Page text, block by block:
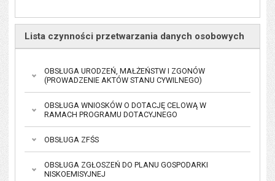
Lista czynności przetwarzania danych osobowych
OBSŁUGA URODZEŃ, MAŁŻEŃSTW I ZGONÓW
(PROWADZENIE AKTÓW STANU CYWILNEGO)
OBSŁUGA WNIOSKÓW O DOTACJĘ CELOWĄ W
RAMACH PROGRAMU DOTACYJNEGO
OBSŁUGA ZFŚS
OBSŁUGA ZGŁOSZEŃ DO PLANU GOSPODARKI
NISKOEMISYJNEJ